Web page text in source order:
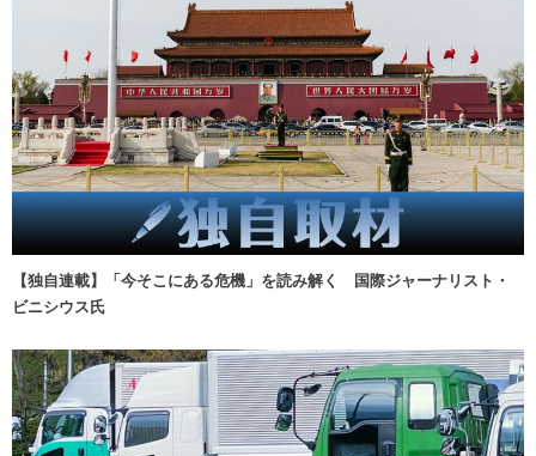
【独自連載】「今そこにある危機」を読み解く 国際ジャーナリスト・
ビニシウス氏